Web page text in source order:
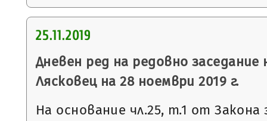
25.11.2019
Дневен ред на редовно
Лясковец на 28 ноември 2019 г.
На основание чл.25, т.1 от